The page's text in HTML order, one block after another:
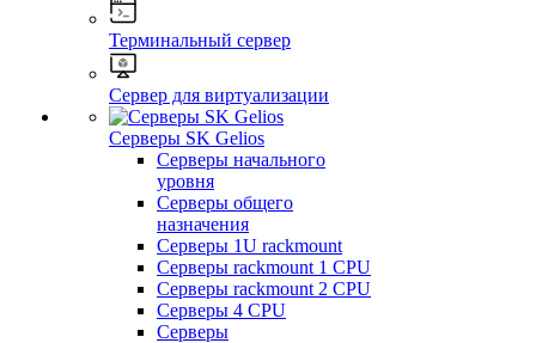
Терминальный сервер
Сервер для виртуализации
Серверы SK Gelios
Серверы начального
уровня
Серверы общего
назначения
Серверы 1U rackmount
Серверы rackmount 1 CPU
Серверы rackmount 2 CPU
Серверы 4 CPU
Серверы